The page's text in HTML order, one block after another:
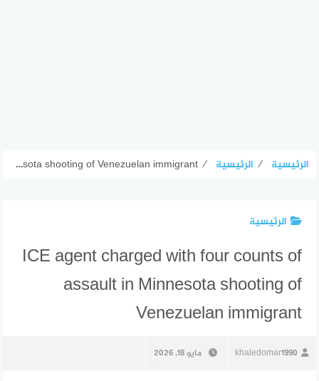
الرئيسية ⁄ الرئيسية ⁄
ICE agent charged with four counts of assault in Minnesota shooting of Venezuelan immigrant
الرئيسية
ICE agent charged with four counts of
assault in Minnesota shooting of
Venezuelan immigrant
khaledomar1990 مايو 18, 2026